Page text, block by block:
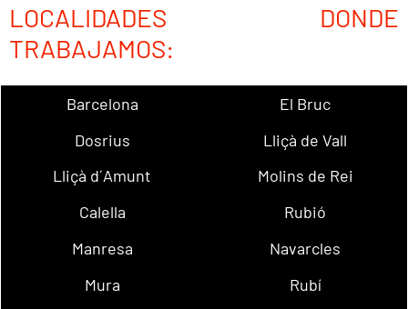
LOCALIDADES DONDE
TRABAJAMOS:
Barcelona
El Bruc
Dosrius
Lliçà de Vall
Lliçà d´Amunt
Molins de Rei
Calella
Rubió
Manresa
Navarcles
Mura
Rubí